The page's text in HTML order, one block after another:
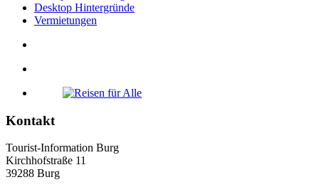
Desktop Hintergründe
Vermietungen
Kontakt
Tourist-Information Burg
Kirchhofstraße 11
39288 Burg